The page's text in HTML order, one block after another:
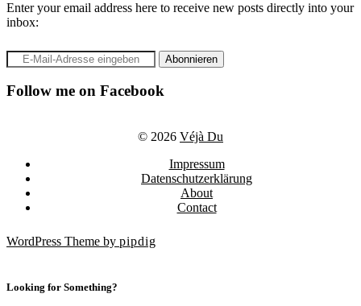
Enter your email address here to receive new posts directly into your
inbox:
Follow me on Facebook
© 2026 Véjà Du
Impressum
Datenschutzerklärung
About
Contact
WordPress Theme by pipdig
Looking for Something?